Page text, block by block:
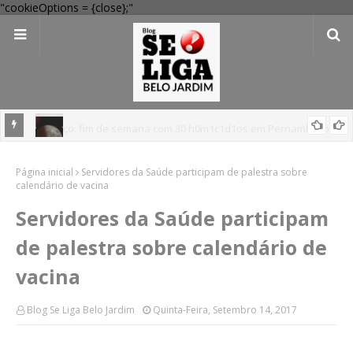
"cookieOptions = {close};"
vista privilegiada
Página inicial
Servidores da Saúde participam de palestra sobre
calendário de vacina
Servidores da Saúde participam
de palestra sobre calendário de
vacina
Blog Se Liga Belo Jardim Quinta-Feira, Setembro 14, 2017